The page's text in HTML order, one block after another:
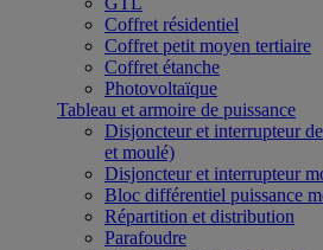
Coffret résidentiel
Coffret petit moyen tertiaire
Coffret étanche
Photovoltaïque
Tableau et armoire de puissance
Disjoncteur et interrupteur
et moulé)
Disjoncteur et interrupteur
Bloc différentiel puissance
Répartition et distribution
Parafoudre